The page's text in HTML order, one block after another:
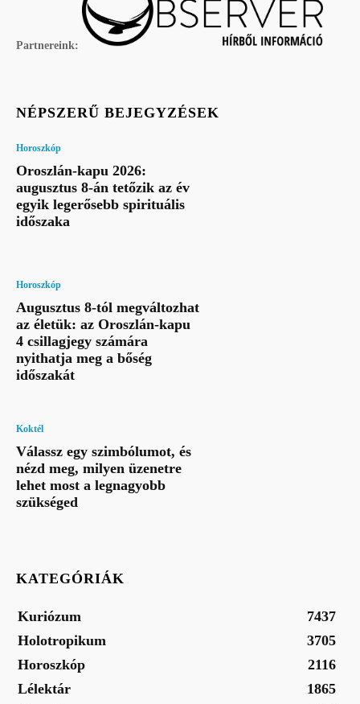
Partnereink:
NÉPSZERŰ BEJEGYZÉSEK
Horoszkóp
Oroszlán-kapu 2026:
augusztus 8-án tetőzik az év
egyik legerősebb spirituális
időszaka
Horoszkóp
Augusztus 8-tól megváltozhat
az életük: az Oroszlán-kapu
4 csillagjegy számára
nyithatja meg a bőség
időszakát
Koktél
Válassz egy szimbólumot, és
nézd meg, milyen üzenetre
lehet most a legnagyobb
szükséged
KATEGÓRIÁK
Kuriózum
7437
Holotropikum
3705
Horoszkóp
2116
Lélektár
1865